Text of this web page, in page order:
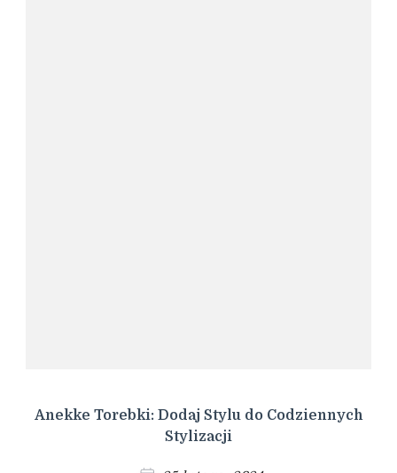
Anekke Torebki: Dodaj Stylu do Codziennych
Stylizacji